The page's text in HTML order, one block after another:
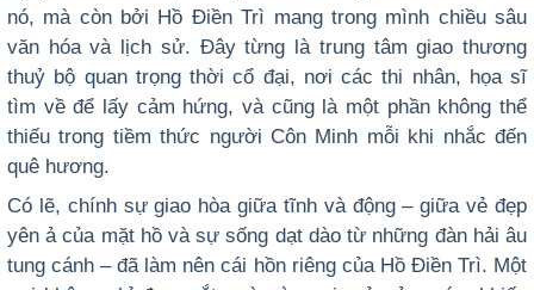
nó, mà còn bởi Hồ Điền Trì mang trong mình chiều sâu
văn hóa và lịch sử. Đây từng là trung tâm giao thương
thuỷ bộ quan trọng thời cổ đại, nơi các thi nhân, họa sĩ
tìm về để lấy cảm hứng, và cũng là một phần không thể
thiếu trong tiềm thức người Côn Minh mỗi khi nhắc đến
quê hương.
Có lẽ, chính sự giao hòa giữa tĩnh và động – giữa vẻ đẹp
yên ả của mặt hồ và sự sống dạt dào từ những đàn hải âu
tung cánh – đã làm nên cái hồn riêng của Hồ Điền Trì. Một